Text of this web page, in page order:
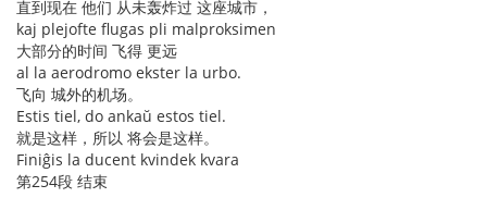
直到现在 他们 从未轰炸过 这座城市，
kaj plejofte flugas pli malproksimen
大部分的时间 飞得 更远
al la aerodromo ekster la urbo.
飞向 城外的机场。
Estis tiel, do ankaŭ estos tiel.
就是这样，所以 将会是这样。
Finiĝis la ducent kvindek kvara
第254段 结束